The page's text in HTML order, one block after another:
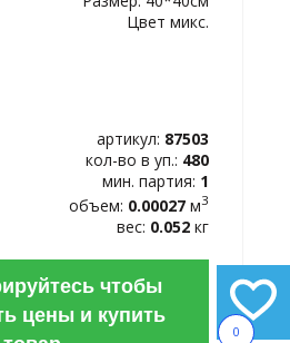
0
Цвет микс.
артикул: 87503
кол-во в уп.: 480
мин. партия: 1
объем: 0.00027 м3
вес: 0.052 кг
чтобы
цены и купить